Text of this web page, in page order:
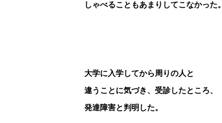
しゃべることもあまりしてこなかった。
大学に入学してから周りの人と
違うことに気づき、受診したところ、
発達障害と判明した。